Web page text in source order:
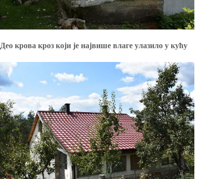
Део крова кроз који је највише влаге улазило у кућу